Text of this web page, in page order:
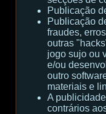
Publicação
Publicação
fraudes,
outras
jogo sujo ou
e/ou
outro
materiais e
A
contrários